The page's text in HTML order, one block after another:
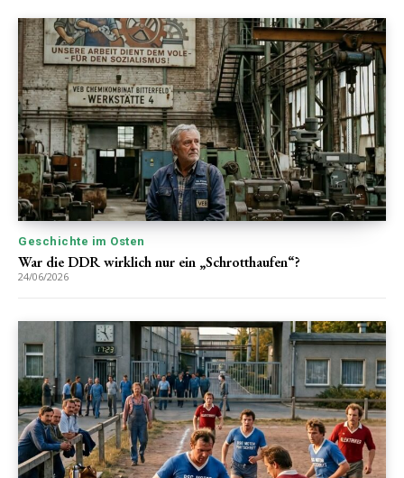
Geschichte im Osten
War die DDR wirklich nur ein „Schrotthaufen“?
24/06/2026